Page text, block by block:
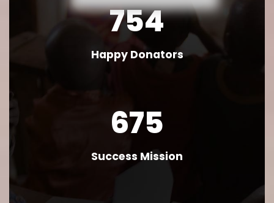
754
Happy Donators
675
Success Mission